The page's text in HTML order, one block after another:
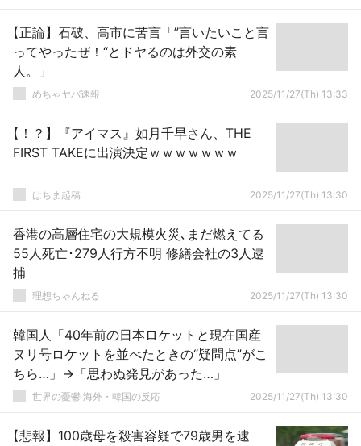
【正論】石破、高市に苦言「”言いたいこと言
ってやったぜ！“とドヤるのは外交の素
人。」
めちゃヤバ速報 2025/11/27(Th) 13:33
【！？】『アイマス』如月千早さん、THE
FIRST TAKEに出演決定ｗｗｗｗｗｗｗ
はちま起稿 2025/11/27(Th) 13:30
香港の高層住宅の大規模火災､まだ燃えてる
55人死亡･279人行方不明 修繕会社の3人逮
捕
理想ちゃんねる 2025/11/27(Th) 13:30
韓国人「40年前の日本ロケットと現在国産
ヌリ号ロケットを並べたときの“疑問点”がこ
ちら…」→「思わぬ発見があった…」
世界の憂鬱 海外・韓国の反応 2025/11/27(Th) 13:30
【悲報】100歳母を殺害容疑で79歳男を逮